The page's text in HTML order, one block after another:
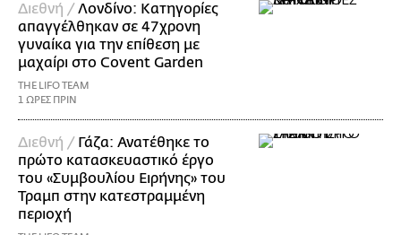
Διεθνή / Λονδίνο: Κατηγορίες
απαγγέλθηκαν σε 47χρονη
γυναίκα για την επίθεση με
μαχαίρι στο Covent Garden
THE LIFO TEAM
1 ΩΡΕΣ ΠΡΙΝ
Διεθνή / Γάζα: Ανατέθηκε το
πρώτο κατασκευαστικό έργο
του «Συμβουλίου Ειρήνης» του
Τραμπ στην κατεστραμμένη
περιοχή